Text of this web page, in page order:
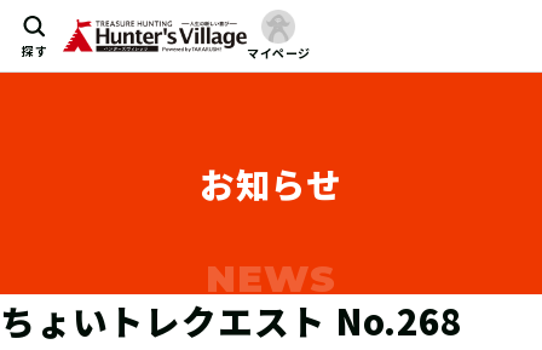
探す マイページ
お知らせ
ちょいトレクエスト No.268